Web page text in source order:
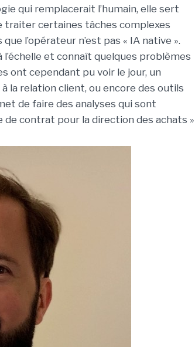
qui remplacerait l’humain, elle sert
traiter certaines tâches complexes
l’opérateur n’est pas « IA native ».
l’échelle et connaît quelques problèmes
ont cependant pu voir le jour, un
la relation client, ou encore des outils
de faire des analyses qui sont
de contrat pour la direction des achats »